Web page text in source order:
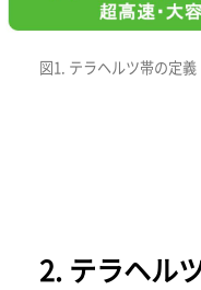
図1. テラヘルツ帯の定義
2. テラヘル